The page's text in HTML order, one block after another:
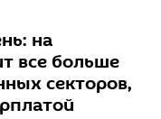
на
все больше
секторов,